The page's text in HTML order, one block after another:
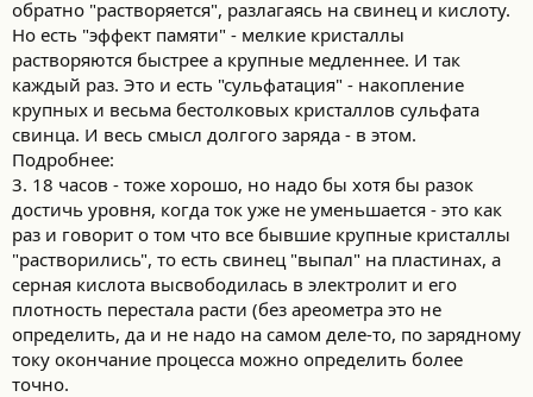
обратно "растворяется", разлагаясь на свинец и кислоту.
Но есть "эффект памяти" - мелкие кристаллы
растворяются быстрее а крупные медленнее. И так
каждый раз. Это и есть "сульфатация" - накопление
крупных и весьма бестолковых кристаллов сульфата
свинца. И весь смысл долгого заряда - в этом.
Подробнее:
3. 18 часов - тоже хорошо, но надо бы хотя бы разок
достичь уровня, когда ток уже не уменьшается - это как
раз и говорит о том что все бывшие крупные кристаллы
"растворились", то есть свинец "выпал" на пластинах, а
серная кислота высвободилась в электролит и его
плотность перестала расти (без ареометра это не
определить, да и не надо на самом деле-то, по зарядному
току окончание процесса можно определить более
точно.